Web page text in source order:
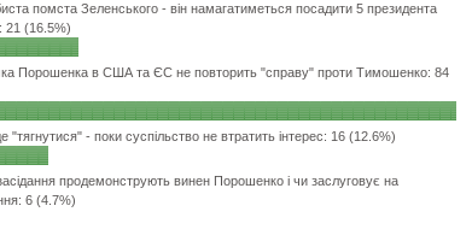
помста Зеленського - він намагатиметься посадити 5 президента
21 (16.5%)
Порошенка в США та ЄС не повторить "справу" проти Тимошенко: 84
"тягнутися" - поки суспільство не втратить інтерес: 16 (12.6%)
продемонструють винен Порошенко і чи заслуговує на
6 (4.7%)